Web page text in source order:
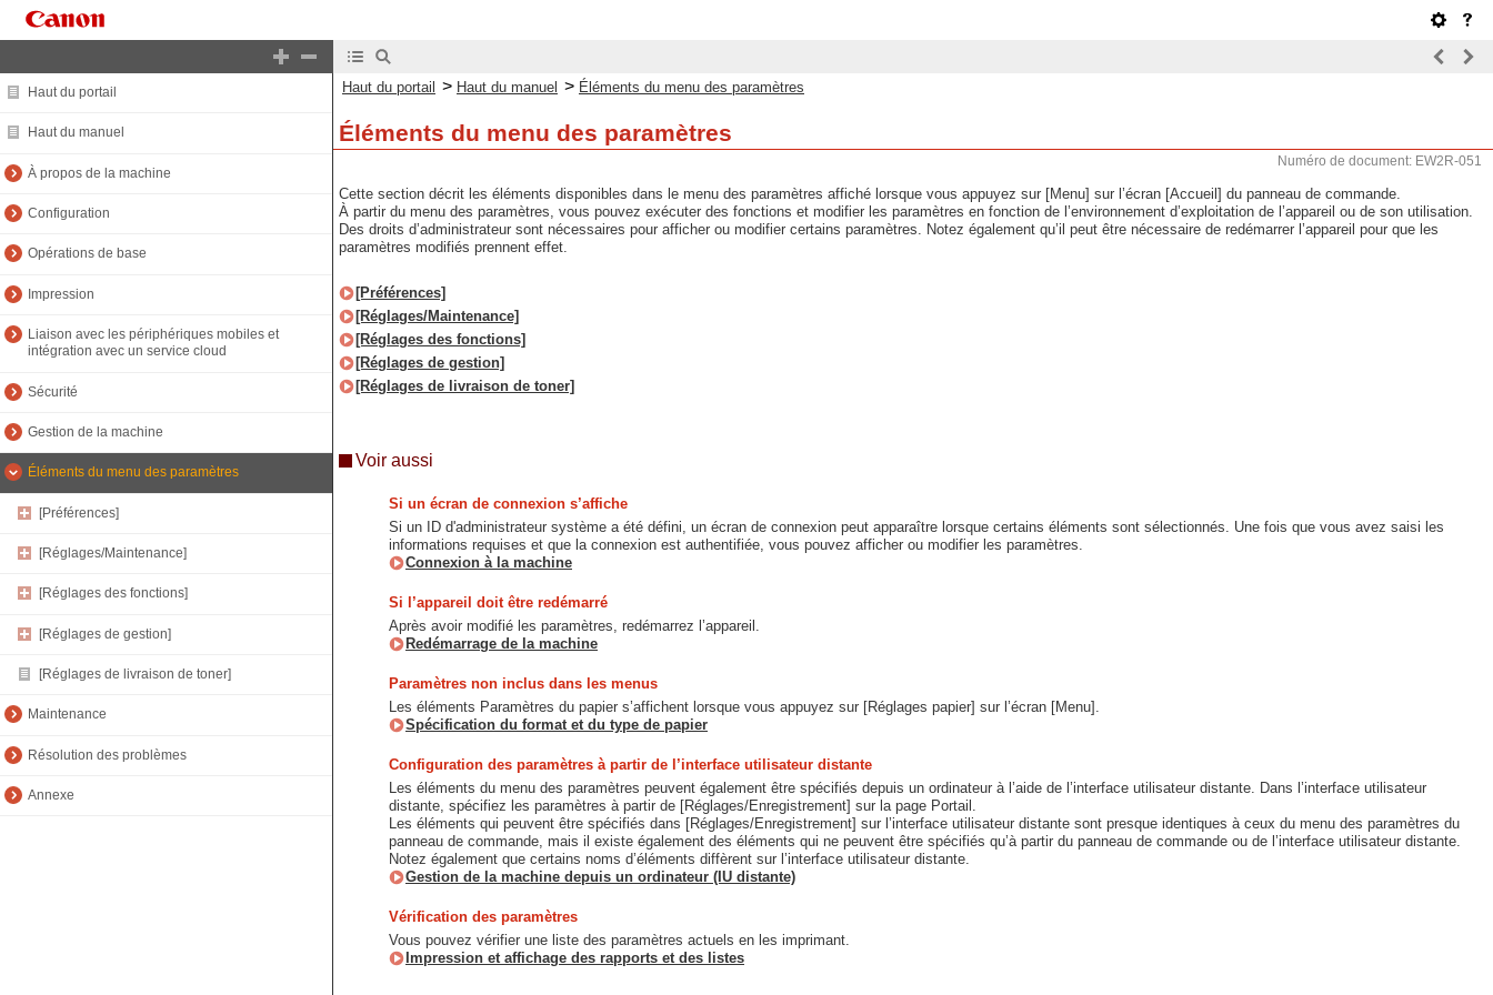
Haut du portail
Haut du manuel
À propos de la machine
Configuration
Opérations de base
Impression
Liaison avec les périphériques mobiles et
intégration avec un service cloud
Sécurité
Gestion de la machine
Éléments du menu des paramètres
[Préférences]
[Réglages/Maintenance]
[Réglages des fonctions]
[Réglages de gestion]
[Réglages de livraison de toner]
Maintenance
Résolution des problèmes
Annexe
Haut du portail > Haut du manuel > Éléments du menu des paramètres
Éléments du menu des paramètres
Numéro de document: EW2R-051
Cette section décrit les éléments disponibles dans le menu des paramètres affiché lorsque vous appuyez sur [Menu] sur l’écran [Accueil] du panneau de commande.
À partir du menu des paramètres, vous pouvez exécuter des fonctions et modifier les paramètres en fonction de l’environnement d’exploitation de l’appareil ou de son utilisation.
Des droits d’administrateur sont nécessaires pour afficher ou modifier certains paramètres. Notez également qu’il peut être nécessaire de redémarrer l’appareil pour que les
paramètres modifiés prennent effet.
[Préférences]
[Réglages/Maintenance]
[Réglages des fonctions]
[Réglages de gestion]
[Réglages de livraison de toner]
Voir aussi
Si un écran de connexion s’affiche
Si un ID d'administrateur système a été défini, un écran de connexion peut apparaître lorsque certains éléments sont sélectionnés. Une fois que vous avez saisi les
informations requises et que la connexion est authentifiée, vous pouvez afficher ou modifier les paramètres.
Connexion à la machine
Si l’appareil doit être redémarré
Après avoir modifié les paramètres, redémarrez l’appareil.
Redémarrage de la machine
Paramètres non inclus dans les menus
Les éléments Paramètres du papier s’affichent lorsque vous appuyez sur [Réglages papier] sur l’écran [Menu].
Spécification du format et du type de papier
Configuration des paramètres à partir de l’interface utilisateur distante
Les éléments du menu des paramètres peuvent également être spécifiés depuis un ordinateur à l’aide de l’interface utilisateur distante. Dans l’interface utilisateur
distante, spécifiez les paramètres à partir de [Réglages/Enregistrement] sur la page Portail.
Les éléments qui peuvent être spécifiés dans [Réglages/Enregistrement] sur l’interface utilisateur distante sont presque identiques à ceux du menu des paramètres du
panneau de commande, mais il existe également des éléments qui ne peuvent être spécifiés qu’à partir du panneau de commande ou de l’interface utilisateur distante.
Notez également que certains noms d’éléments diffèrent sur l’interface utilisateur distante.
Gestion de la machine depuis un ordinateur (IU distante)
Vérification des paramètres
Vous pouvez vérifier une liste des paramètres actuels en les imprimant.
Impression et affichage des rapports et des listes